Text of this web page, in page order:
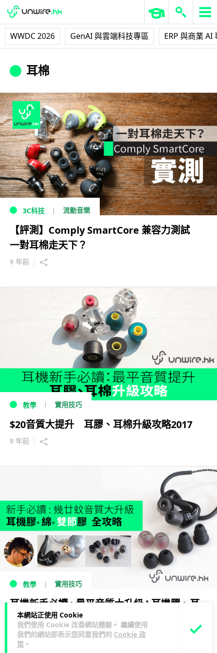
WWDC 2026 GenAI 與雲端科技專區 ERP 與商業 AI
本網站正使用 Cookie
我們使用 Cookie 改善網站體驗。 繼續使用
我們的網站即表示您同意我們的 Cookie 政
策 。
耳棉
3C科技 流動音樂
【評測】Comply SmartCore 兼容力測試
一對耳棉走天下？
9 年前
教學 實用技巧
$20音質大提升 耳膠、耳棉升級攻略2017
9 年前
教學 實用技巧
耳機新手必讀 : 最平音質大升級 ! 耳機膠、耳
棉及二節膠 全攻略
10 年前